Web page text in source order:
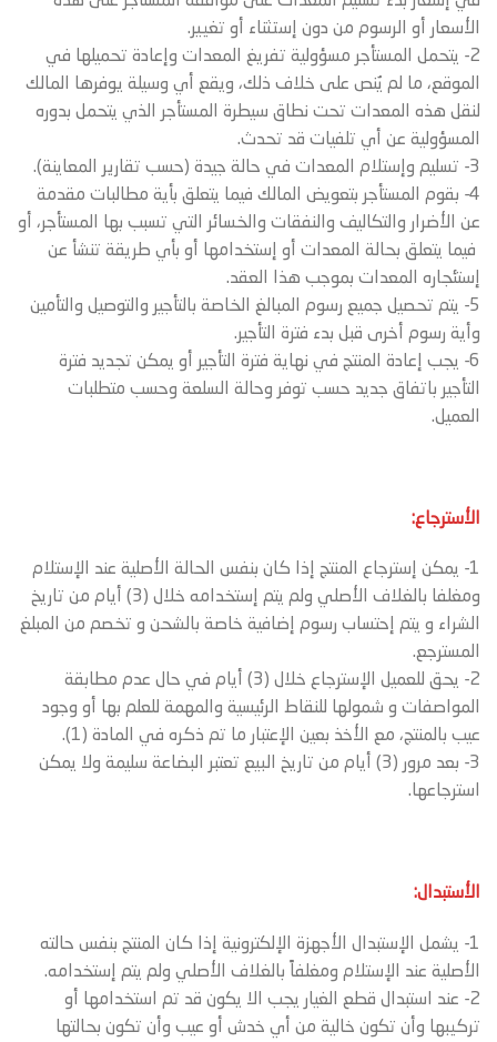
الأسعار أو الرسوم من دون إستثناء أو تغيير.
2- يتحمل المستأجر مسؤولية تفريغ المعدات وإعادة تحميلها في
الموقع، ما لم يُنص على خلاف ذلك، ويقع أي وسيلة يوفرها المالك
لنقل هذه المعدات تحت نطاق سيطرة المستأجر الذي يتحمل بدوره
المسؤولية عن أي تلفيات قد تحدث.
3- تسليم وإستلام المعدات في حالة جيدة (حسب تقارير المعاينة).
4- بقوم المستأجر بتعويض المالك فيما يتعلق بأية مطالبات مقدمة
عن الأضرار والتكاليف والنفقات والخسائر التي تسبب بها المستأجر، أو
فيما يتعلق بحالة المعدات أو إستخدامها أو بأي طريقة تنشأ عن
إستئجاره المعدات بموجب هذا العقد.
5- يتم تحصيل جميع رسوم المبالغ الخاصة بالتأجير والتوصيل والتأمين
وأية رسوم أخرى قبل بدء فترة التأجير.
6- يجب إعادة المنتج في نهاية فترة التأجير أو يمكن تجديد فترة
التأجير باتفاق جديد حسب توفر وحالة السلعة وحسب متطلبات
العميل.
الأسترجاع:
1- يمكن إسترجاع المنتج إذا كان بنفس الحالة الأصلية عند الإستلام
ومغلفا بالغلاف الأصلي ولم يتم إستخدامه خلال (3) أيام من تاريخ
الشراء و يتم إحتساب رسوم إضافية خاصة بالشحن و تخصم من المبلغ
المسترجع.
2- يحق للعميل الإسترجاع خلال (3) أيام في حال عدم مطابقة
المواصفات و شمولها للنقاط الرئيسية والمهمة للعلم بها أو وجود
عيب بالمنتج، مع الأخذ بعين الإعتبار ما تم ذكره في المادة (1).
3- بعد مرور (3) أيام من تاريخ البيع تعتبر البضاعة سليمة ولا يمكن
استرجاعها.
الأستبدال:
1- يشمل الإستبدال الأجهزة الإلكترونية إذا كان المنتج بنفس حالته
الأصلية عند الإستلام ومغلفاً بالغلاف الأصلي ولم يتم إستخدامه.
2- عند استبدال قطع الغيار يجب الا يكون قد تم استخدامها أو
تركيبها وأن تكون خالية من أي خدش أو عيب وأن تكون بحالتها